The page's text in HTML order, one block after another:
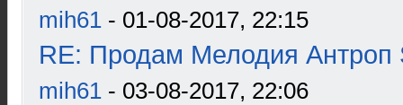
mih61 - 01-08-2017, 22:15
RE: Продам Мелодия Антроп
mih61 - 03-08-2017, 22:06